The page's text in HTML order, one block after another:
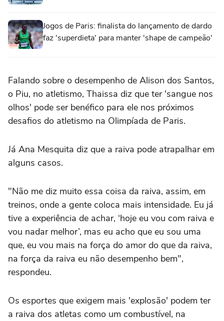
Jogos de Paris: finalista do lançamento de dardo
faz 'superdieta' para manter 'shape de campeão'
Falando sobre o desempenho de Alison dos Santos,
o Piu, no atletismo, Thaissa diz que ter 'sangue nos
olhos' pode ser benéfico para ele nos próximos
desafios do atletismo na Olimpíada de Paris.
Já Ana Mesquita diz que a raiva pode atrapalhar em
alguns casos.
"Não me diz muito essa coisa da raiva, assim, em
treinos, onde a gente coloca mais intensidade. Eu já
tive a experiência de achar, ‘hoje eu vou com raiva e
vou nadar melhor’, mas eu acho que eu sou uma
que, eu vou mais na força do amor do que da raiva,
na força da raiva eu não desempenho bem",
respondeu.
Os esportes que exigem mais 'explosão' podem ter
a raiva dos atletas como um combustível, na